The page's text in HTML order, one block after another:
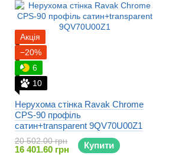
Акція
−20%
6
10
Нерухома стінка Ravak Chrome
CPS-90 профіль
сатин+transparent 9QV70U00Z1
20 502.00 грн
16 401.60 грн Купити